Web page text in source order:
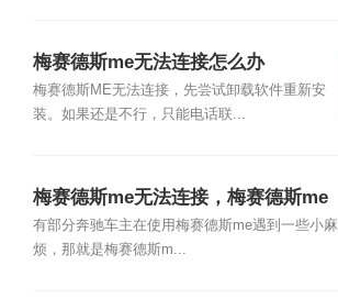
梅赛德斯me无法连接怎么办
梅赛德斯ME无法连接，先尝试卸载软件重新安
装。如果还是不行，只能电话联...
梅赛德斯me无法连接，梅赛德斯me
使用教程
有部分奔驰车主在使用梅赛德斯me遇到一些小麻
烦，那就是梅赛德斯m...